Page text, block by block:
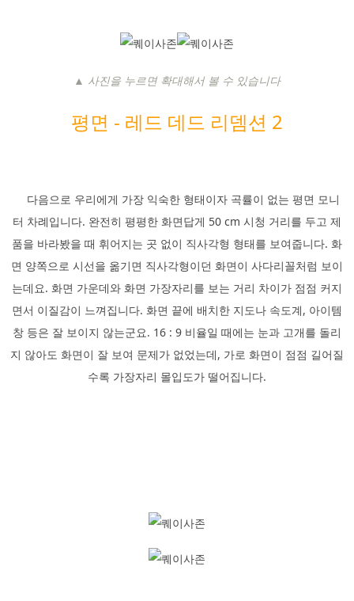
▲ 사진을 누르면 확대해서 볼 수 있습니다
평면 - 레드 데드 리뎀션 2
다음으로 우리에게 가장 익숙한 형태이자 곡률이 없는 평면 모니
터 차례입니다. 완전히 평평한 화면답게 50 cm 시청 거리를 두고 제
품을 바라봤을 때 휘어지는 곳 없이 직사각형 형태를 보여줍니다. 화
면 양쪽으로 시선을 옮기면 직사각형이던 화면이 사다리꼴처럼 보이
는데요. 화면 가운데와 화면 가장자리를 보는 거리 차이가 점점 커지
면서 이질감이 느껴집니다. 화면 끝에 배치한 지도나 속도계, 아이템
창 등은 잘 보이지 않는군요. 16 : 9 비율일 때에는 눈과 고개를 돌리
지 않아도 화면이 잘 보여 문제가 없었는데, 가로 화면이 점점 길어질
수록 가장자리 몰입도가 떨어집니다.